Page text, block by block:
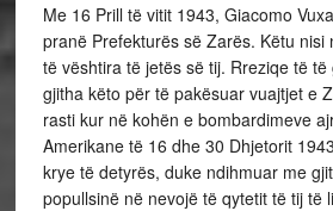
Me 16 Prill të vitit 1943, Giacomo
pranë Prefekturës së Zarës. Këtu nisi
të vështira të jetës së tij. Rreziqe të
gjitha këto për të pakësuar vuajtjet e
rasti kur në kohën e bombardimeve
Amerikane të 16 dhe 30 Dhjetorit
krye të detyrës, duke ndihmuar me
popullsinë në nevojë të qytetit të tij të